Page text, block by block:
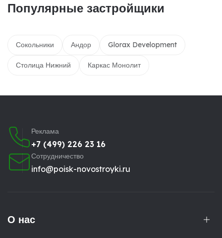
Популярные застройщики
Сокольники Андор Glorax Development
Столица Нижний Каркас Монолит
Реклама
+7 (499) 226 23 16
Сотрудничество
info@poisk-novostroyki.ru
О нас